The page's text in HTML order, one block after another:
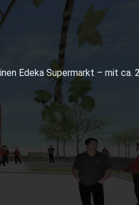
Edeka Supermarkt – mit ca.